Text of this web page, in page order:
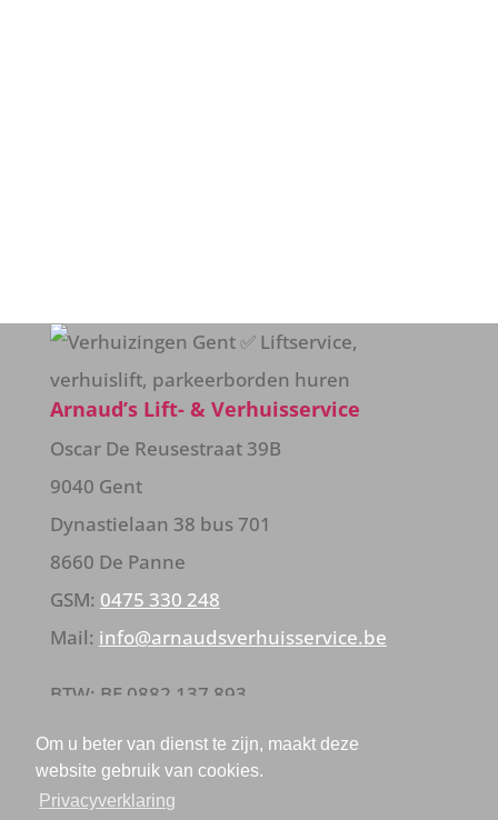
Om u beter van dienst te zijn, maakt deze
website gebruik van cookies.
Privacyverklaring
Arnaud’s Lift- & Verhuisservice
Oscar De Reusestraat 39B
9040 Gent
Dynastielaan 38 bus 701
8660 De Panne
GSM: 0475 330 248
Mail: info@arnaudsverhuisservice.be
BTW: BE 0882 137 893
Verkoopsvoorwaarden
Privacyverklaring